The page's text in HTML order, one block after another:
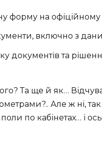
форму на офіційному
включно з
документів та
Та ще й як…
Але ж ні,
по кабінетах… і